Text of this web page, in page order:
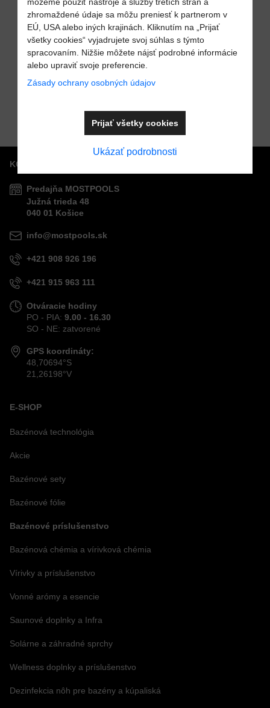
Odoslať
Kefa pre
bazénový
Cena s DPH
50% Pridať k Obľúbeným
KONTAKTY
Predajňa MOSTPOOLS
Južná trieda 48
040 01 Košice
info@mostpools.sk
+421 908 926 196
+421 915 963 111
Otváracie hodiny
PO - PIA: 9.00 - 16.30
SO - NE: zatvorené
GPS koordináty:
48,70694°S
21,26198°V
E-SHOP
Bazénová technológia
Akcie
Bazénové sety
Bazénové fólie
Bazénové príslušenstvo
Bazénová chémia a vírivková chémia
Vírivky a príslušenstvo
Vonné arómy a esencie
Saunové doplnky a Infra
Solárne a záhradné sprchy
Wellness doplnky a príslušenstvo
Dezinfekcia nôh pre bazény a kúpaliská
zhromaždené údaje sa môžu preniesť k partnerom v
EÚ, USA alebo iných krajinách. Kliknutím na „Prijať
všetky cookies“ vyjadrujete svoj súhlas s týmto
spracovaním. Nižšie môžete nájsť podrobné informácie
alebo upraviť svoje preferencie.
Zásady ochrany osobných údajov
Ukázať podrobnosti
Prijať všetky cookies